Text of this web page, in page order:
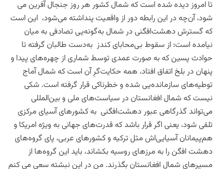
تا امروز دیده شده است که شمال کشور هر روز جنجال آفرین می
شود،آن‌چه در این رابطه دور از واقعیت پنداشته می‌شود، این است
که گسترش دهشت‌افگنی در شمال به‌گونه‌یی تصادفی به میان
نیامده است؛ از سقوط بی‌محابای کندز به‌دست طالبان گرفته تا
حوادث پسین که به صورت عمدی توسط شماری از چهره‌های پیدا و
پنهان در بلخ اتفاق افتاد، همه حکایت‌گرِ آن است که شمال آماج
توطیه‌های سازمانده‌یی شده و خطرناکی قرار گرفته است. شکی
نیست که شمال افغانستان در سیاست‌های ملی و بین‌المللی
می‌تواند گذرگاهی عبور دهشت‌افگنی به کشورهای آسیای مرکزی
تلقی شود، یعنی اگر قرار باشد که قدرت‌های جهانی به ویژه امریکا و
هم‌پیمانان آسیایی‌اش مثل ترکیه و کشورهای عربی، پای گروه‌های
دهشت افگن را به مرزهای روسیه بکشاند، باید این گروه‌ها از
مسیرهای شمال افغانستان بگذرند. من در این نبشته سعی می کنم